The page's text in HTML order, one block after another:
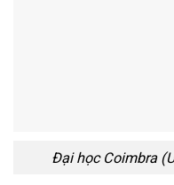
Đại học Coimbra